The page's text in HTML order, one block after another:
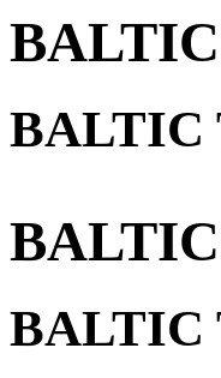
BALTIC
BALTIC